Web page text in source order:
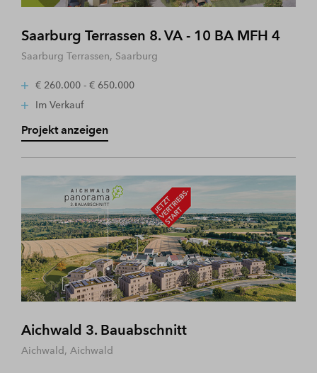
Saarburg Terrassen 8. VA - 10 BA MFH 4
Saarburg Terrassen, Saarburg
€ 260.000 - € 650.000
Im Verkauf
Projekt anzeigen
Aichwald 3. Bauabschnitt
Aichwald, Aichwald